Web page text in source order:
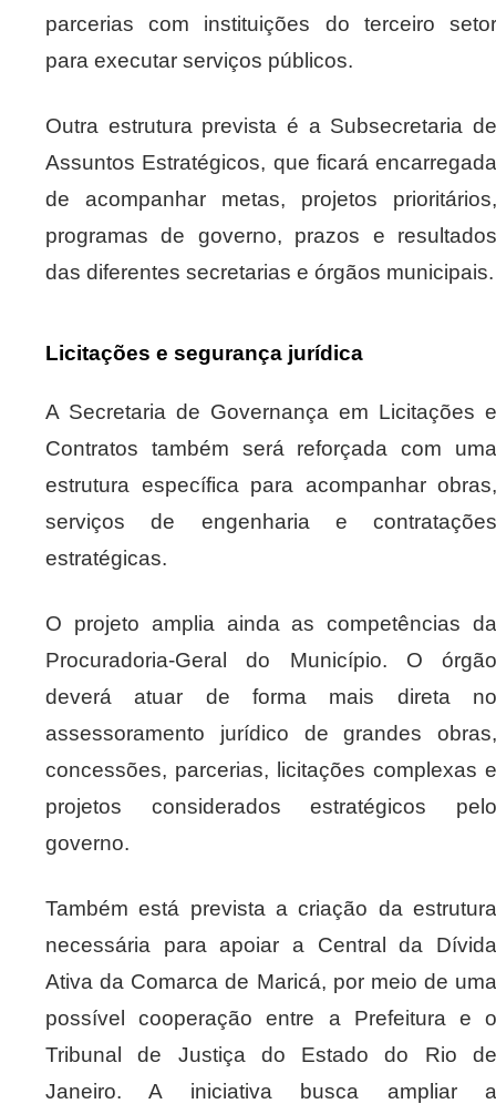
parcerias com instituições do terceiro setor
para executar serviços públicos.
Outra estrutura prevista é a Subsecretaria de
Assuntos Estratégicos, que ficará encarregada
de acompanhar metas, projetos prioritários,
programas de governo, prazos e resultados
das diferentes secretarias e órgãos municipais.
Licitações e segurança jurídica
A Secretaria de Governança em Licitações e
Contratos também será reforçada com uma
estrutura específica para acompanhar obras,
serviços de engenharia e contratações
estratégicas.
O projeto amplia ainda as competências da
Procuradoria-Geral do Município. O órgão
deverá atuar de forma mais direta no
assessoramento jurídico de grandes obras,
concessões, parcerias, licitações complexas e
projetos considerados estratégicos pelo
governo.
Também está prevista a criação da estrutura
necessária para apoiar a Central da Dívida
Ativa da Comarca de Maricá, por meio de uma
possível cooperação entre a Prefeitura e o
Tribunal de Justiça do Estado do Rio de
Janeiro. A iniciativa busca ampliar a